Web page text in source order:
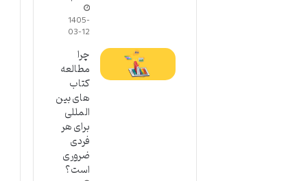
1405-
03-12
چرا
مطالعه
کتاب
های بین
المللی
برای هر
فردی
ضروری
است؟